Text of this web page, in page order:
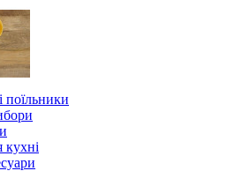
поїльники
кухні